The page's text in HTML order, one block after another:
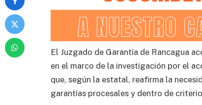
El Juzgado de Garantía de Rancagua
en el marco de la investigación por el
que, según la estatal, reafirma la
garantías procesales y dentro de